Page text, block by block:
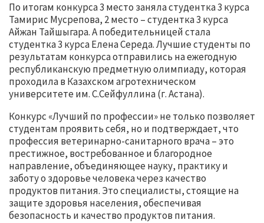
По итогам конкурса 3 место заняла студентка 3 курса
Тамирис Мусрепова, 2 место – студентка 3 курса
Айжан Тайшыгара. А победительницей стала
студентка 3 курса Елена Середа. Лучшие студенты по
результатам конкурса отправились на ежегодную
республиканскую предметную олимпиаду, которая
проходила в Казахском агротехническом
университете им. С.Сейфуллина (г. Астана).
Конкурс «Лучший по профессии» не только позволяет
студентам проявить себя, но и подтверждает, что
профессия ветеринарно-санитарного врача – это
престижное, востребованное и благородное
направление, объединяющее науку, практику и
заботу о здоровье человека через качество
продуктов питания. Это специалисты, стоящие на
защите здоровья населения, обеспечивая
безопасность и качество продуктов питания.